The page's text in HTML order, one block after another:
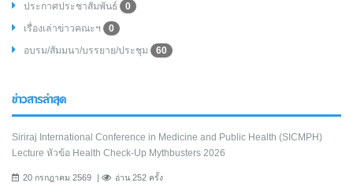
ประกาศประชาสัมพันธ์
0
เรื่องเล่าข่าวคณะฯ
0
อบรม/สัมมนา/บรรยาย/ประชุม
60
ข่าวสารล่าสุด
Siriraj International Conference in Medicine and Public Health (SICMPH)
Lecture หัวข้อ Health Check-Up Mythbusters 2026
20 กรกฎาคม 2569 อ่าน 252 ครั้ง